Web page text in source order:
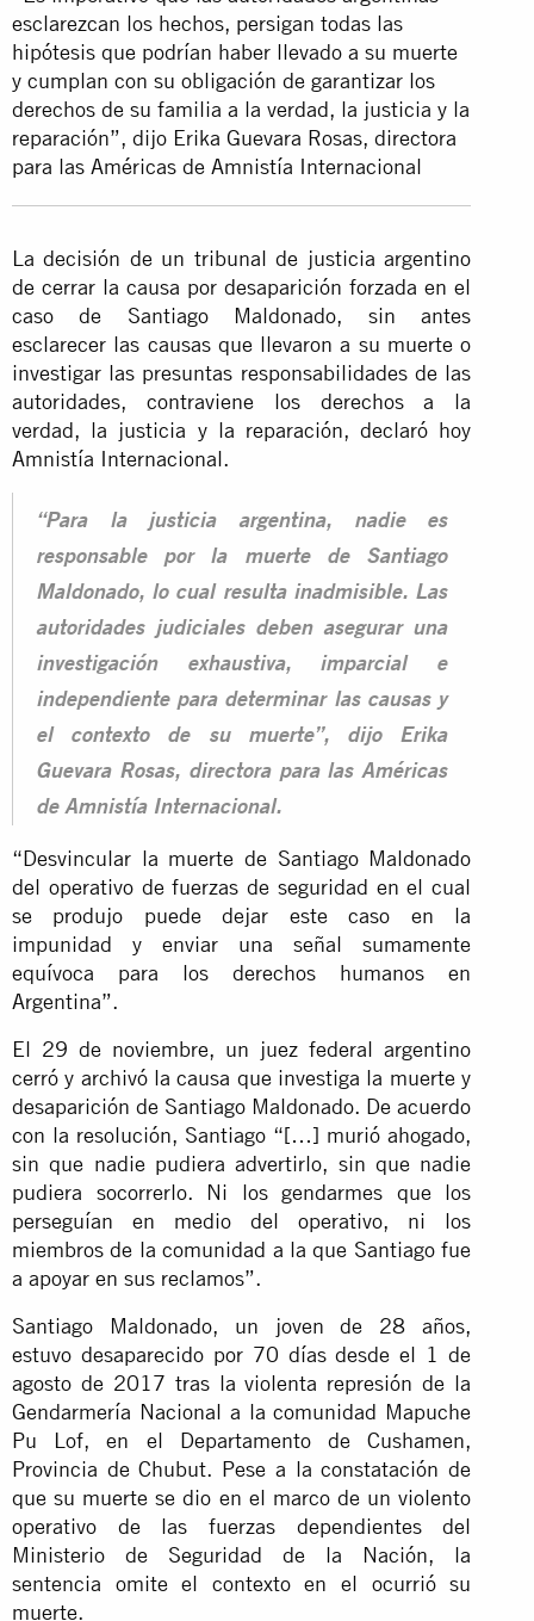
esclarezcan los hechos, persigan todas las
hipótesis que podrían haber llevado a su muerte
y cumplan con su obligación de garantizar los
derechos de su familia a la verdad, la justicia y la
reparación”, dijo Erika Guevara Rosas, directora
para las Américas de Amnistía Internacional
La decisión de un tribunal de justicia argentino
de cerrar la causa por desaparición forzada en el
caso de Santiago Maldonado, sin antes
esclarecer las causas que llevaron a su muerte o
investigar las presuntas responsabilidades de las
autoridades, contraviene los derechos a la
verdad, la justicia y la reparación, declaró hoy
Amnistía Internacional.
“Para la justicia argentina, nadie es
responsable por la muerte de Santiago
Maldonado, lo cual resulta inadmisible. Las
autoridades judiciales deben asegurar una
investigación exhaustiva, imparcial e
independiente para determinar las causas y
el contexto de su muerte”, dijo Erika
Guevara Rosas, directora para las Américas
de Amnistía Internacional.
“Desvincular la muerte de Santiago Maldonado
del operativo de fuerzas de seguridad en el cual
se produjo puede dejar este caso en la
impunidad y enviar una señal sumamente
equívoca para los derechos humanos en
Argentina”.
El 29 de noviembre, un juez federal argentino
cerró y archivó la causa que investiga la muerte y
desaparición de Santiago Maldonado. De acuerdo
con la resolución, Santiago “[…] murió ahogado,
sin que nadie pudiera advertirlo, sin que nadie
pudiera socorrerlo. Ni los gendarmes que los
perseguían en medio del operativo, ni los
miembros de la comunidad a la que Santiago fue
a apoyar en sus reclamos”.
Santiago Maldonado, un joven de 28 años,
estuvo desaparecido por 70 días desde el 1 de
agosto de 2017 tras la violenta represión de la
Gendarmería Nacional a la comunidad Mapuche
Pu Lof, en el Departamento de Cushamen,
Provincia de Chubut. Pese a la constatación de
que su muerte se dio en el marco de un violento
operativo de las fuerzas dependientes del
Ministerio de Seguridad de la Nación, la
sentencia omite el contexto en el ocurrió su
muerte.